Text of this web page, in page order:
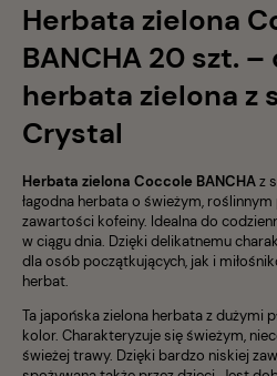
Herbata zielona
BANCHA 20 szt.
herbata zielona z
Crystal
Herbata zielona Coccole BANCHAz
łagodna herbata o świeżym,
zawartości kofeiny. Idealna do
w ciągu dnia. Dzięki delikatnemu
dla osób początkujących, jak i
herbat.
Ta japońska zielona herbata z dużymi
kolor. Charakteryzuje się świeżym,
świeżej trawy. Dzięki bardzo niskiej